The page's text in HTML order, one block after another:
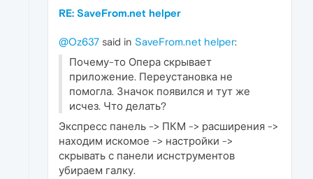
RE: SaveFrom.net helper
@Oz637 said in SaveFrom.net helper:
Почему-то Опера скрывает
приложение. Переустановка не
помогла. Значок появился и тут же
исчез. Что делать?
Экспресс панель -> ПКМ -> расширения ->
находим искомое -> настройки ->
скрывать с панели иснструментов
убираем галку.